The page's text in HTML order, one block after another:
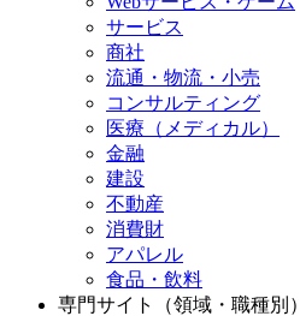
サービス
商社
流通・物流・小売
コンサルティング
医療（メディカル）
金融
建設
不動産
消費財
アパレル
食品・飲料
専門サイト（領域・職種別）